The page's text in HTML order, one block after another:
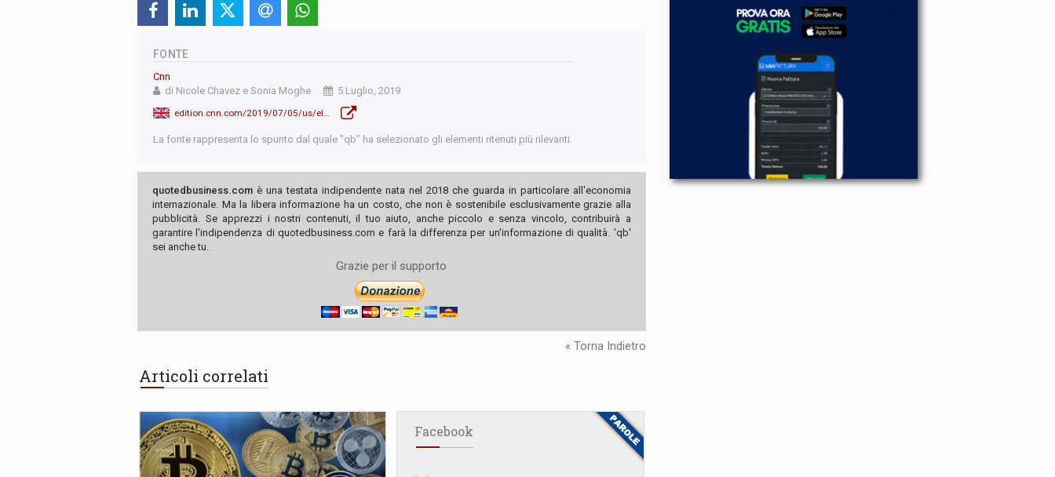
FONTE
Cnn
di Nicole Chavez e Sonia Moghe
5 Luglio, 2019
edition.cnn.com/2019/07/05/us/el-chapo-guzman-us-forfeit-money/index.html
La fonte rappresenta lo spunto dal quale "qb" ha selezionato gli elementi ritenuti più rilevanti.
quotedbusiness.com è una testata indipendente nata nel 2018 che guarda in particolare all'economia
internazionale. Ma la libera informazione ha un costo, che non è sostenibile esclusivamente grazie alla
pubblicità. Se apprezzi i nostri contenuti, il tuo aiuto, anche piccolo e senza vincolo, contribuirà a
garantire l'indipendenza di quotedbusiness.com e farà la differenza per un'informazione di qualità. 'qb'
sei anche tu.
Grazie per il supporto
« Torna Indietro
Articoli correlati
Facebook